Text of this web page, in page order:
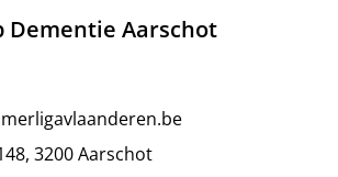
Dementie Aarschot
3200 Aarschot